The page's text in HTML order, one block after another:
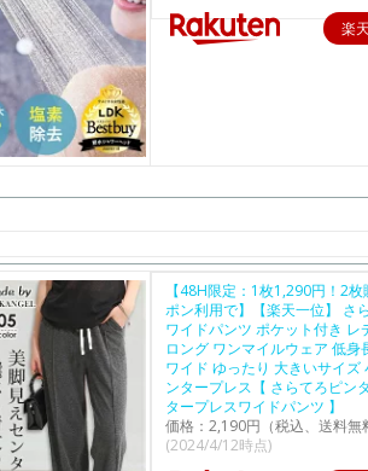
楽
【48H限定：1枚1,290円！2
ポン利用で】【楽天一位】 さ
ワイドパンツ ポケット付き レ
ロング ワンマイルウェア 低身
ワイド ゆったり 大きいサイズ
ンタープレス【 さらてろピン
タープレスワイドパンツ 】
価格：2,190円（税込、送料無
(2024/4/12時点)